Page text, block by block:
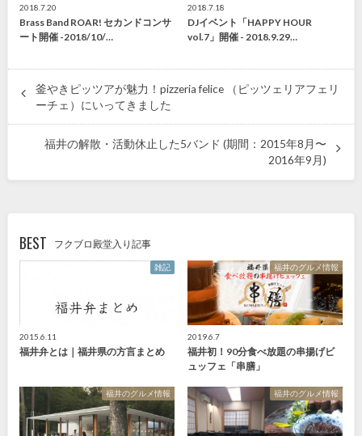
2018.7.20
Brass Band ROAR! セカンドコンサ
ート開催 -2018/10/…
2018.7.18
DJイベント「HAPPY HOUR
vol.7」開催 - 2018.9.29…
釜やきピッツアが魅力！pizzeria felice （ピッツェリアフェリ
ーチェ）にいってきました
福井の解散・活動休止した5バンド (期間：2015年8月〜
2016年9月)
BEST フクブロ殿堂入り記事
雑記
2015.6.11
福井弁とは｜福井県の方言まとめ
福井のグルメ情報
2019.6.7
福井初！90分食べ放題の串揚げビ
ュッフェ「串膳」
福井のグルメ情報 福井のグルメ情報